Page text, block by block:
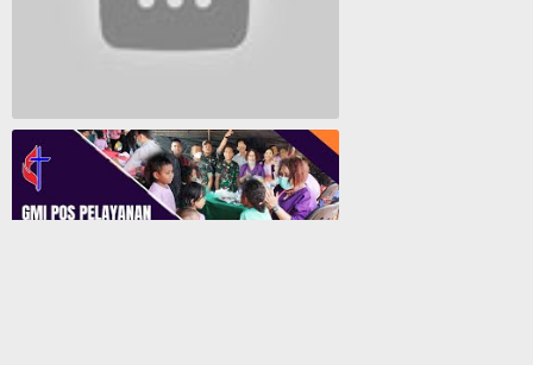
Lagu Rohani Tanpa Iklan - Lagu Pujian dan Penyembahan Paskah 2022